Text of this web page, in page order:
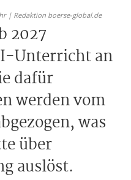
| Redaktion boerse-global.de
2027
Unterricht an
dafür
werden vom
was
über
auslöst.